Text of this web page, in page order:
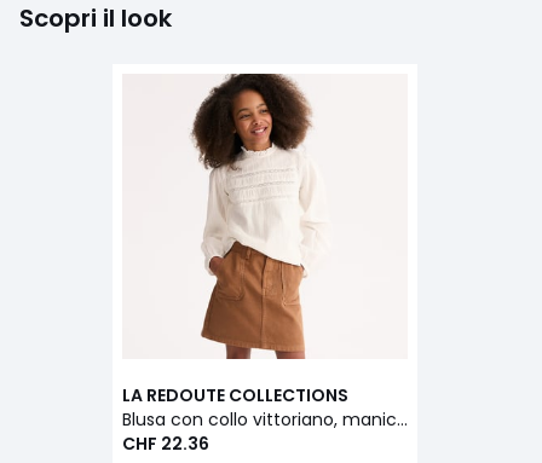
Scopri il look
LA REDOUTE COLLECTIONS
Blusa con collo vittoriano, maniche lunghe, con dettagli ricamati
CHF 22.36